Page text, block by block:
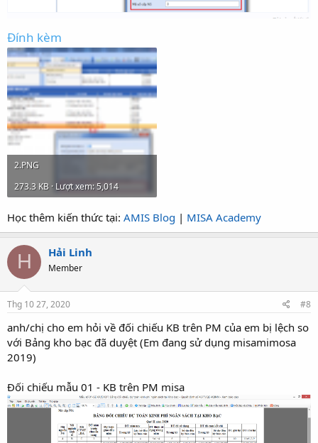
Đính kèm
2.PNG
273.3 KB · Lượt xem: 5,014
Học thêm kiến thức tại: AMIS Blog | MISA Academy
H Hải Linh
Member
Thg 10 27, 2020 #8
anh/chị cho em hỏi về đối chiếu KB trên PM của em bị lệch so
với Bảng kho bạc đã duyệt (Em đang sử dụng misamimosa
2019)
Đối chiếu mẫu 01 - KB trên PM misa